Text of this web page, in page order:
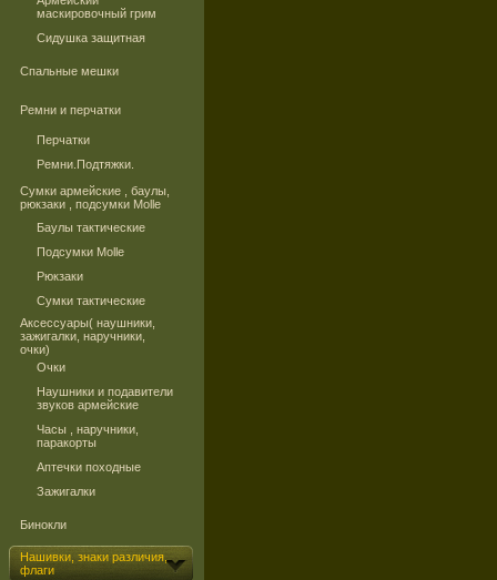
маскировочный грим
Сидушка защитная
Спальные мешки
Ремни и перчатки
Перчатки
Ремни.Подтяжки.
Сумки армейские , баулы,
рюкзаки , подсумки Molle
Баулы тактические
Подсумки Molle
Рюкзаки
Сумки тактические
Аксессуары( наушники,
зажигалки, наручники,
очки)
Очки
Наушники и подавители
звуков армейские
Часы , наручники,
паракорты
Аптечки походные
Зажигалки
Бинокли
Нашивки, знаки различия,
флаги